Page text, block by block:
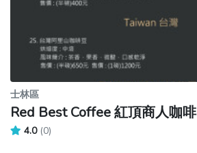
士林區
Red Best Coffee 紅頂商人咖啡
4.0 (0)